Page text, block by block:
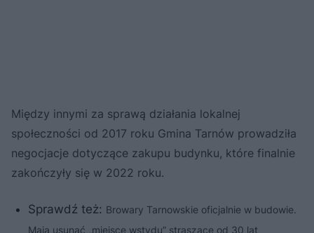
Między innymi za sprawą działania lokalnej
społeczności od 2017 roku Gmina Tarnów prowadziła
negocjacje dotyczące zakupu budynku, które finalnie
zakończyły się w 2022 roku.
Sprawdź też: Browary Tarnowskie oficjalnie w budowie.
Mają usunąć „miejsce wstydu” straszące od 30 lat